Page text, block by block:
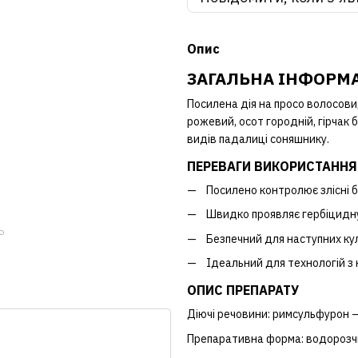
Опис
ЗАГАЛЬНА
Посилена дія на просо
рожевий, осот городній, гірчак
видів падалиці соняшнику.
ПЕРЕВАГИ ВИКОРИСТАННЯ
Посилено контролює злісні
Швидко проявляє
Безпечний для наступних
Ідеальний для технологій
ОПИС ПРЕПАРАТУ
Діючі речовини: римсульфурон
Препаративна форма: